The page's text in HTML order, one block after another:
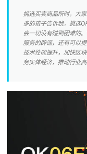
挑选买卖商品所时，大
多的孩子告诉我，挑选
会一切没有碰到困难的
服务的辟谣，还有可以
技术性能提升，加快区
务实体经济，推动行业高